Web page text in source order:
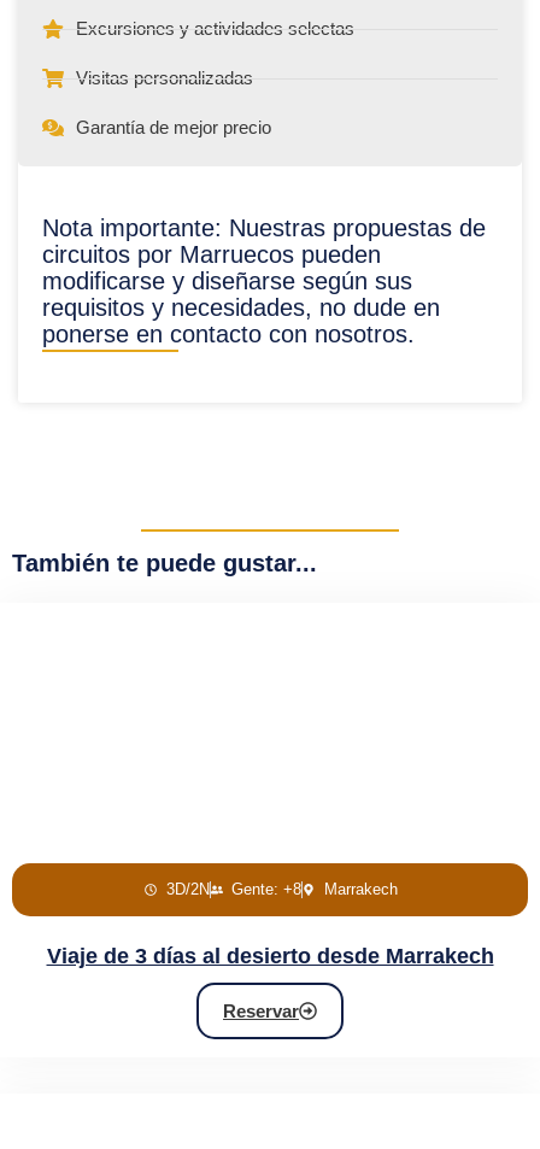
Excursiones y actividades selectas
Visitas personalizadas
Garantía de mejor precio
Nota importante: Nuestras propuestas de
circuitos por Marruecos pueden
modificarse y diseñarse según sus
requisitos y necesidades, no dude en
ponerse en contacto con nosotros.
También te puede gustar...
3D/2N Gente: +8 Marrakech
Viaje de 3 días al desierto desde Marrakech
Reservar